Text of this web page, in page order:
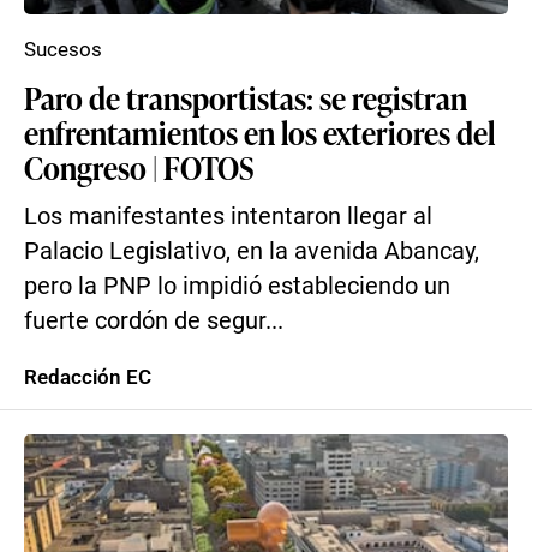
Paro de transportistas: se registran
enfrentamientos en los exteriores del
Congreso | FOTOS
Los manifestantes intentaron llegar al
Palacio Legislativo, en la avenida Abancay,
pero la PNP lo impidió estableciendo un
fuerte cordón de segur...
Sucesos
Redacción EC